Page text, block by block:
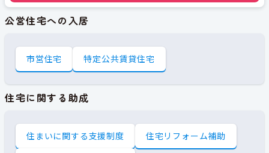
2025年07月16日 住宅・土地
市有財産の売払いについて（令和７年度一般競争入札）
【結果】
住まいに関するお役立ち情報
公営住宅への入居
市営住宅 特定公共賃貸住宅
住宅に関する助成
住まいに関する支援制度 住宅リフォーム補助